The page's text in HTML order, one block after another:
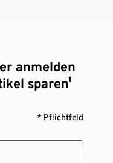
anmelden
sparen¹
* Pflichtfeld